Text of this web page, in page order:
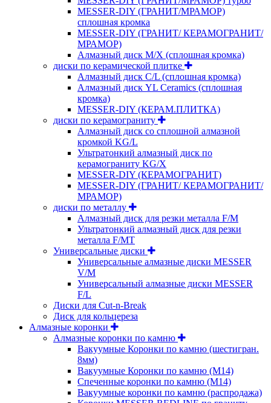
MESSER-DIY (ГРАНИТ/МРАМОР)
сплошная кромка
MESSER-DIY (ГРАНИТ/ КЕРАМОГРАНИТ/
МРАМОР)
Алмазный диск M/X (сплошная кромка)
диски по керамической плитке
Алмазный диск C/L (сплошная кромка)
Алмазный диск YL Ceramics (сплошная
кромка)
MESSER-DIY (КЕРАМ.ПЛИТКА)
диски по керамограниту
Алмазный диск со сплошной алмазной
кромкой KG/L
Ультратонкий алмазный диск по
керамограниту KG/X
MESSER-DIY (КЕРАМОГРАНИТ)
MESSER-DIY (ГРАНИТ/ КЕРАМОГРАНИТ/
МРАМОР)
диски по металлу
Алмазный диск для резки металла F/M
Ультратонкий алмазный диск для резки
металла F/MT
Универсальные диски
Универсальные алмазные диски MESSER
V/M
Универсальный алмазные диски MESSER
F/L
Диски для Cut-n-Break
Диск для кольцереза
Алмазные коронки
Алмазные коронки по камню
Вакуумные Коронки по камню (шестигран.
8мм)
Вакуумные Коронки по камню (M14)
Спеченные коронки по камню (M14)
Вакуумные коронки по камню (распродажа)